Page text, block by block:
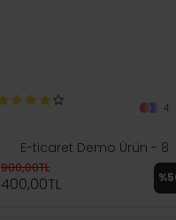
4
E-ticaret Demo Ürün - 8
400,00TL
900,00TL